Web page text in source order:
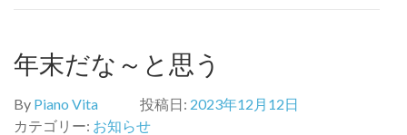
年末だな～と思う
By Piano Vita 投稿日: 2023年12月12日
カテゴリー: お知らせ